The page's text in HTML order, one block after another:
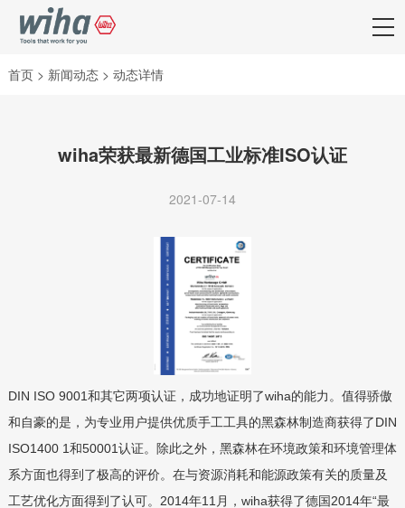
首页 > 新闻动态 > 动态详情
wiha荣获最新德国工业标准ISO认证
2021-07-14
DIN ISO 9001和其它两项认证，成功地证明了wiha的能力。值得骄傲
和自豪的是，为专业用户提供优质手工工具的黑森林制造商获得了DIN
ISO1400 1和50001认证。除此之外，黑森林在环境政策和环境管理体
系方面也得到了极高的评价。在与资源消耗和能源政策有关的质量及
工艺优化方面得到了认可。2014年11月，wiha获得了德国2014年“最